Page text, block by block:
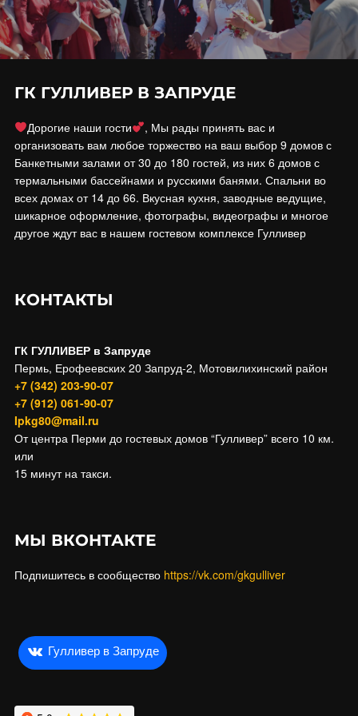
ГК ГУЛЛИВЕР В ЗАПРУДЕ
Дорогие наши гости
, Мы рады принять вас и
организовать вам любое торжество на ваш выбор 9 домов с
Банкетными залами от 30 до 180 гостей, из них 6 домов с
термальными бассейнами и русскими банями. Спальни во
всех домах от 14 до 66. Вкусная кухня, заводные ведущие,
шикарное оформление, фотографы, видеографы и многое
другое ждут вас в нашем гостевом комплексе Гулливер
КОНТАКТЫ
ГК ГУЛЛИВЕР в Запруде
Пермь, Ерофеевских 20 Запруд-2, Мотовилихинский район
+7 (342) 203-90-07
+7 (912) 061-90-07
Ipkg80@mail.ru
От центра Перми до гостевых домов “Гулливер” всего 10 км.
или
15 минут на такси.
МЫ ВКОНТАКТЕ
Подпишитесь в сообщество https://vk.com/gkgulliver
Гулливер в Запруде